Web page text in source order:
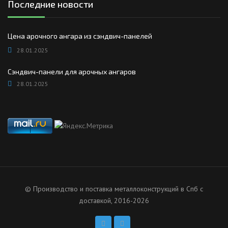
Последние новости
Цена арочного ангара из сэндвич-панелей
28.01.2025
Сэндвич-панели для арочных ангаров
28.01.2025
© Производство и поставка металлоконструкций в Спб с
доставкой, 2016-2026